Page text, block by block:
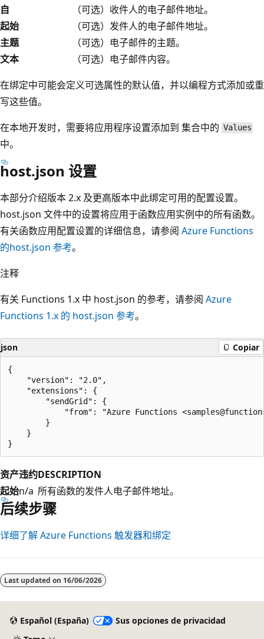
自
（可选）收件人的电子邮件地址。
起始
（可选）发件人的电子邮件地址。
主题
（可选）电子邮件的主题。
文本
（可选）电子邮件内容。
在绑定中可能会定义可选属性的默认值，并以编程方式添加或重
写这些值。
在本地开发时，需要将应用程序设置添加到 集合中的 Values
中。
host.json 设置
本部分介绍版本 2.x 及更高版本中此绑定可用的配置设置。
host.json 文件中的设置将应用于函数应用实例中的所有函数。
有关函数应用配置设置的详细信息，请参阅 Azure Functions
的host.json 参考。
注释
有关 Functions 1.x 中 host.json 的参考，请参阅 Azure
Functions 1.x 的 host.json 参考。
json Copiar
{
    "version": "2.0",
    "extensions": {
        "sendGrid": {
"from": "Azure Functions
        }
    }
资产违约DESCRIPTION
起始n/a 所有函数的发件人电子邮件地址。
后续步骤
详细了解 Azure Functions 触发器和绑定
Last updated on 16/06/2026
Español (España)
Sus opciones de privacidad